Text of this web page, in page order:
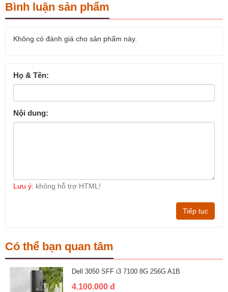
Bình luận sản phẩm
Không có đánh giá cho sản phẩm này.
Họ & Tên:
Nội dung:
Lưu ý: không hỗ trợ HTML!
Tiếp tục
Có thể bạn quan tâm
Dell 3050 SFF i3 7100 8G 256G A1B
4.100.000 đ